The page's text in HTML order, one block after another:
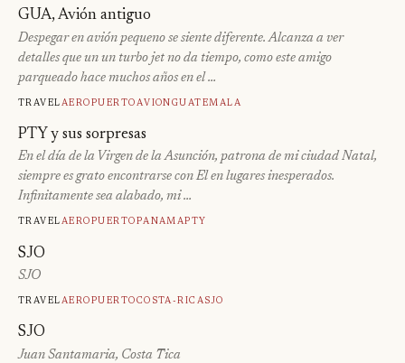
GUA, Avión antiguo
Despegar en avión pequeno se siente diferente. Alcanza a ver
detalles que un un turbo jet no da tiempo, como este amigo
parqueado hace muchos años en el …
TravelAeropuertoAvionGuatemala
PTY y sus sorpresas
En el día de la Virgen de la Asunción, patrona de mi ciudad Natal,
siempre es grato encontrarse con El en lugares inesperados.
Infinitamente sea alabado, mi …
TravelAeropuertoPanamaPty
SJO
SJO
TravelAeropuertoCosta-RicaSjo
SJO
Juan Santamaria, Costa Tica